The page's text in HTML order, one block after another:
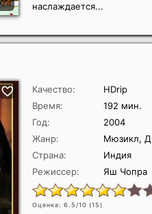
наслаждается...
Качество:
HDrip
Время:
192 мин.
Год:
2004
Жанр:
Мюзикл,
Страна:
Индия
Режиссер:
Яш Чопра
Оценка: 6.5/10 (15)